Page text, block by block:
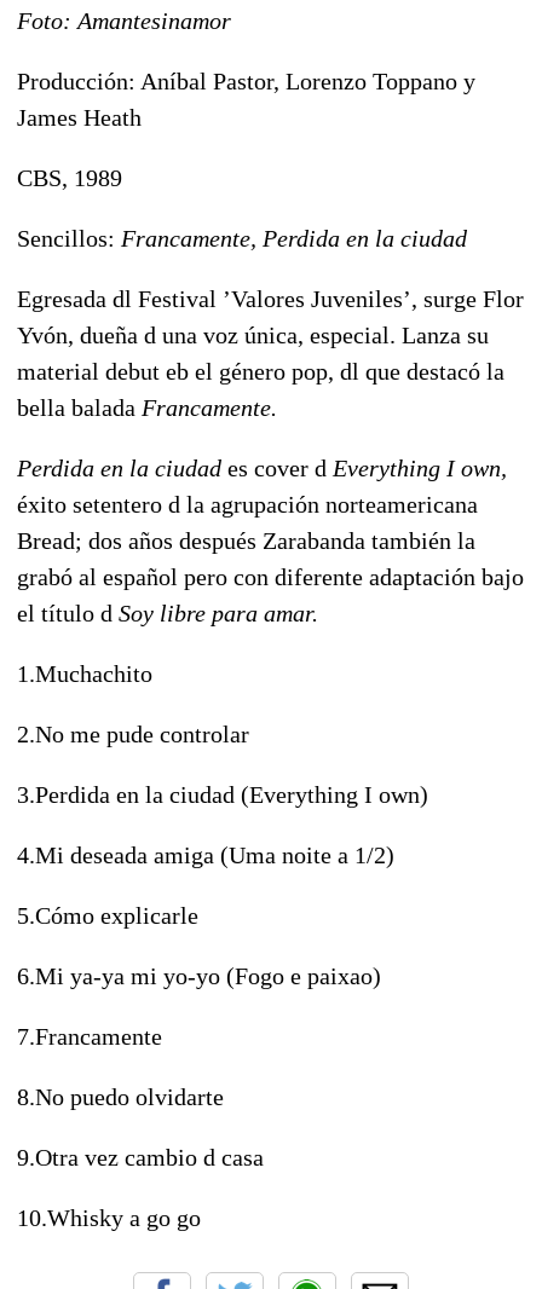
Foto: Amantesinamor
Producción: Aníbal Pastor, Lorenzo Toppano y
James Heath
CBS, 1989
Sencillos: Francamente, Perdida en la ciudad
Egresada dl Festival ’Valores Juveniles’, surge Flor
Yvón, dueña d una voz única, especial. Lanza su
material debut eb el género pop, dl que destacó la
bella balada Francamente.
Perdida en la ciudad es cover d Everything I own,
éxito setentero d la agrupación norteamericana
Bread; dos años después Zarabanda también la
grabó al español pero con diferente adaptación bajo
el título d Soy libre para amar.
1.Muchachito
2.No me pude controlar
3.Perdida en la ciudad (Everything I own)
4.Mi deseada amiga (Uma noite a 1/2)
5.Cómo explicarle
6.Mi ya-ya mi yo-yo (Fogo e paixao)
7.Francamente
8.No puedo olvidarte
9.Otra vez cambio d casa
10.Whisky a go go